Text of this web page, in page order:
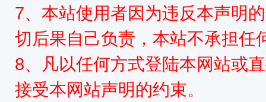
7、本站使用者因为违反本声明
切后果自己负责，本站不承担任
8、凡以任何方式登陆本网站或
接受本网站声明的约束。